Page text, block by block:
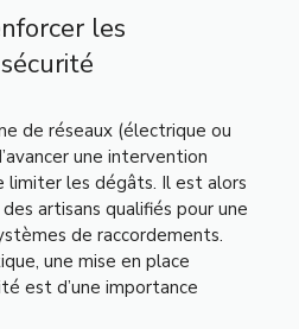
les
de réseaux (électrique ou
une intervention
limiter les dégâts. Il est alors
artisans qualifiés pour une
de raccordements.
une mise en place
est d’une importance